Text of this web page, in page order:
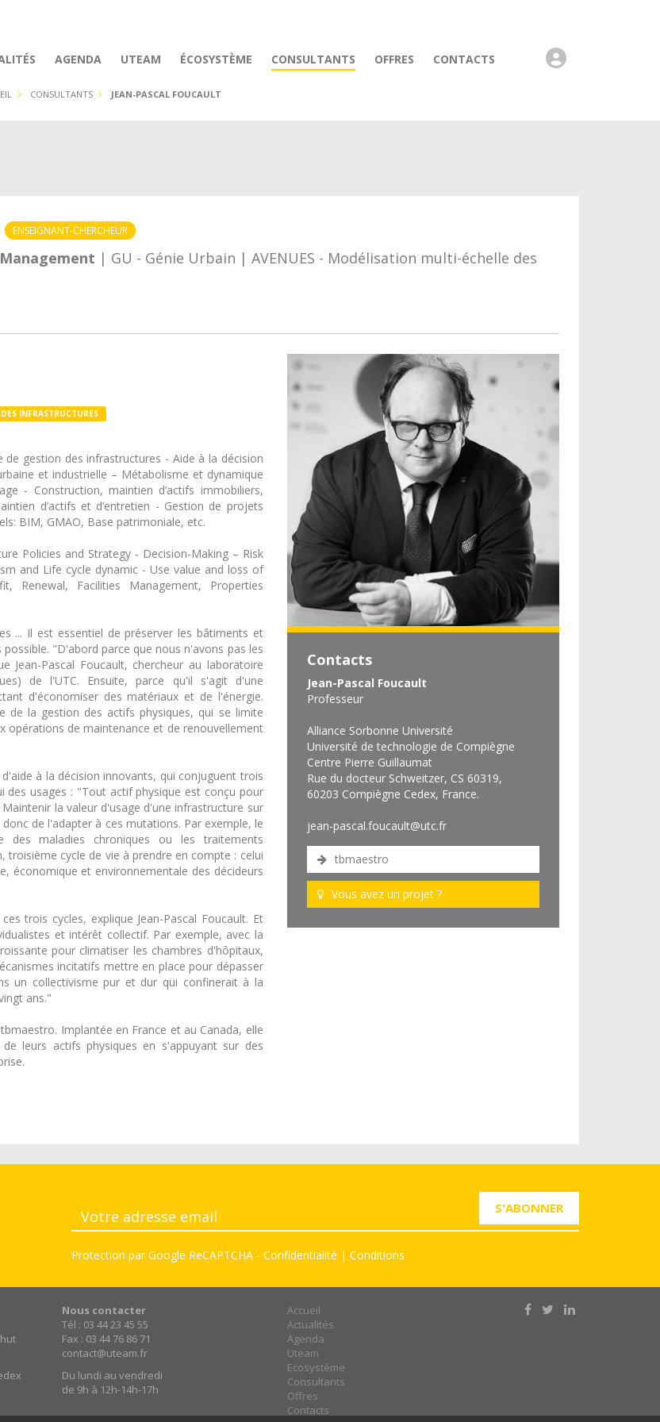
AGENDA UTEAM ÉCOSYSTÈME CONSULTANTS OFFRES CONTACTS
CONSULTANTS JEAN-PASCAL FOUCAULT
ENSEIGNANT-CHERCHEUR
| GU - Génie Urbain | AVENUES - Modélisation multi-échelle des
INFRASTRUCTURES
de gestion des infrastructures - Aide à la décision
et industrielle – Métabolisme et dynamique
- Construction, maintien d’actifs immobiliers,
d’actifs et d’entretien - Gestion de projets
BIM, GMAO, Base patrimoniale, etc.
Policies and Strategy - Decision-Making – Risk
and Life cycle dynamic - Use value and loss of
Renewal, Facilities Management, Properties
... Il est essentiel de préserver les bâtiments et
"D'abord parce que nous n'avons pas les
Jean-Pascal Foucault, chercheur au laboratoire
de l'UTC. Ensuite, parce qu'il s'agit d'une
d'économiser des matériaux et de l'énergie.
de la gestion des actifs physiques, qui se limite
opérations de maintenance et de renouvellement
à la décision innovants, qui conjuguent trois
des usages : "Tout actif physique est conçu pour
la valeur d'usage d'une infrastructure sur
de l'adapter à ces mutations. Par exemple, le
des maladies chroniques ou les traitements
cycle de vie à prendre en compte : celui
économique et environnementale des décideurs
trois cycles, explique Jean-Pascal Foucault. Et
et intérêt collectif. Par exemple, avec la
pour climatiser les chambres d'hôpitaux,
incitatifs mettre en place pour dépasser
un collectivisme pur et dur qui confinerait à la
ans."
Implantée en France et au Canada, elle
leurs actifs physiques en s'appuyant sur des
Contacts
Jean-Pascal Foucault
Professeur
Alliance Sorbonne Université
Université de technologie de Compiègne
Centre Pierre Guillaumat
Rue du docteur Schweitzer, CS 60319,
60203 Compiègne Cedex, France.
jean-pascal.foucault@utc.fr
tbmaestro
Vous avez un projet ?
S'ABONNER
Protection par Google ReCAPTCHA- Confidentialité | Conditions
Nous contacter
Tél : 03 44 23 45 55
Fax : 03 44 76 86 71
contact@uteam.fr
Du lundi au vendredi
de 9h à 12h-14h-17h
Accueil
Actualités
Agenda
Uteam
Ecosystème
Consultants
Offres
Contacts